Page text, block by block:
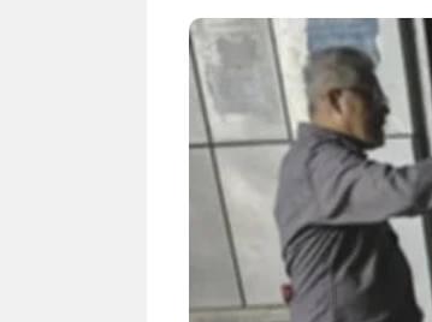
NEWS TNG– Siapa sangka, dua
nama besar di dunia hiburan,
Nunung Srimulat dan Vicky
Prasetyo, kini merambah dunia